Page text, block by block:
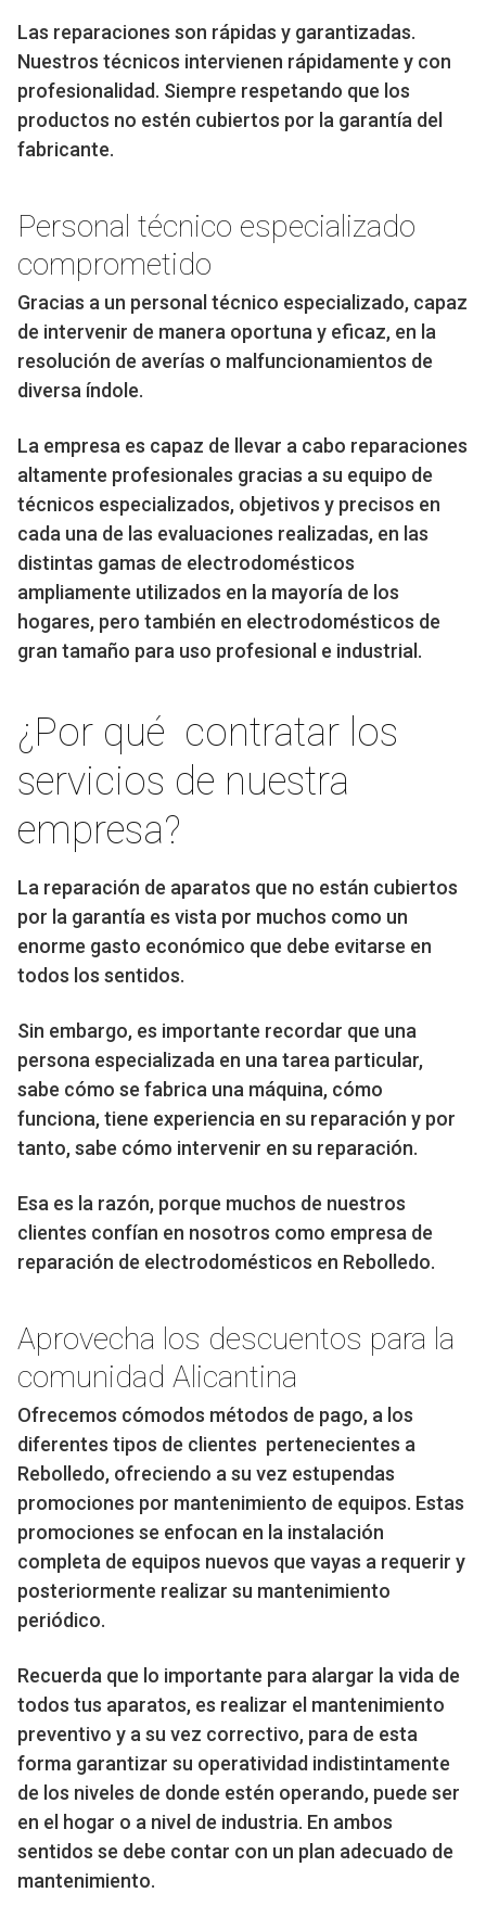
Las reparaciones son rápidas y garantizadas.
Nuestros técnicos intervienen rápidamente y con
profesionalidad. Siempre respetando que los
productos no estén cubiertos por la garantía del
fabricante.
Personal técnico especializado
comprometido
Gracias a un personal técnico especializado, capaz
de intervenir de manera oportuna y eficaz, en la
resolución de averías o malfuncionamientos de
diversa índole.
La empresa es capaz de llevar a cabo reparaciones
altamente profesionales gracias a su equipo de
técnicos especializados, objetivos y precisos en
cada una de las evaluaciones realizadas, en las
distintas gamas de electrodomésticos
ampliamente utilizados en la mayoría de los
hogares, pero también en electrodomésticos de
gran tamaño para uso profesional e industrial.
¿Por qué contratar los
servicios de nuestra
empresa?
La reparación de aparatos que no están cubiertos
por la garantía es vista por muchos como un
enorme gasto económico que debe evitarse en
todos los sentidos.
Sin embargo, es importante recordar que una
persona especializada en una tarea particular,
sabe cómo se fabrica una máquina, cómo
funciona, tiene experiencia en su reparación y por
tanto, sabe cómo intervenir en su reparación.
Esa es la razón, porque muchos de nuestros
clientes confían en nosotros como empresa de
reparación de electrodomésticos en Rebolledo.
Aprovecha los descuentos para la
comunidad Alicantina
Ofrecemos cómodos métodos de pago, a los
diferentes tipos de clientes pertenecientes a
Rebolledo, ofreciendo a su vez estupendas
promociones por mantenimiento de equipos. Estas
promociones se enfocan en la instalación
completa de equipos nuevos que vayas a requerir y
posteriormente realizar su mantenimiento
periódico.
Recuerda que lo importante para alargar la vida de
todos tus aparatos, es realizar el mantenimiento
preventivo y a su vez correctivo, para de esta
forma garantizar su operatividad indistintamente
de los niveles de donde estén operando, puede ser
en el hogar o a nivel de industria. En ambos
sentidos se debe contar con un plan adecuado de
mantenimiento.